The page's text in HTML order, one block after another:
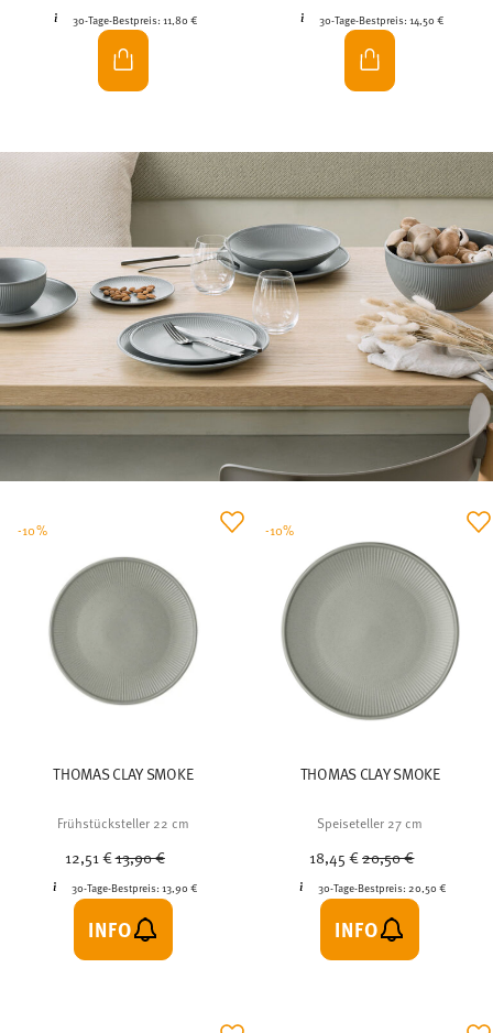
30-Tage-Bestpreis: 11,80 € 30-Tage-Bestpreis:14,50 €
THOMAS CLAY SMOKE
Frühstücksteller 22 cm
12,51 € Price reduced from
13,90 €to
30-Tage-Bestpreis:13,90 €
INFO
-10%
THOMAS CLAY SMOKE
Speiseteller 27 cm
18,45 € Price reduced from
20,50 €
30-Tage-Bestpreis: 20,50 €
INFO
-10%